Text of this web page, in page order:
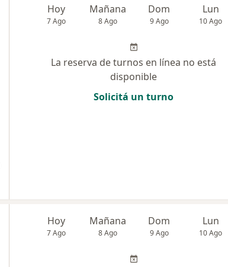
Hoy
7 Ago
Mañana
8 Ago
Dom
9 Ago
Lun
10 Ago
La reserva de turnos en línea no está
disponible
Solicitá un turno
Hoy
7 Ago
Mañana
8 Ago
Dom
9 Ago
Lun
10 Ago